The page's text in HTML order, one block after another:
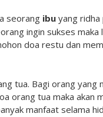
seorang ibu yang ridha
ingin sukses
doa restu dan
tua. Bagi orang
orang tua maka akan
manfaat selama